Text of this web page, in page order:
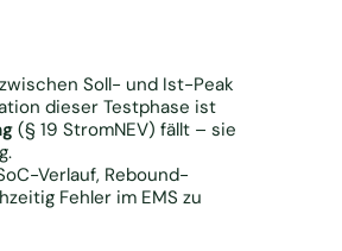
Soll- und Ist-Peak
dieser Testphase ist
(§ 19 StromNEV) fällt – sie
Verlauf, Rebound-
Fehler im EMS zu